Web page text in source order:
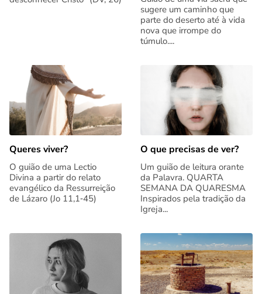
sugere um caminho que
parte do deserto até à vida
nova que irrompe do
túmulo....
Queres viver?
O guião de uma Lectio
Divina a partir do relato
evangélico da Ressurreição
de Lázaro (Jo 11,1‑45)
O que precisas de ver?
Um guião de leitura orante
da Palavra. QUARTA
SEMANA DA QUARESMA
Inspirados pela tradição da
Igreja...